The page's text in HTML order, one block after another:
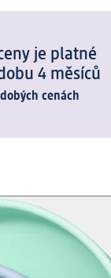
je platné
4 měsíců
cenách